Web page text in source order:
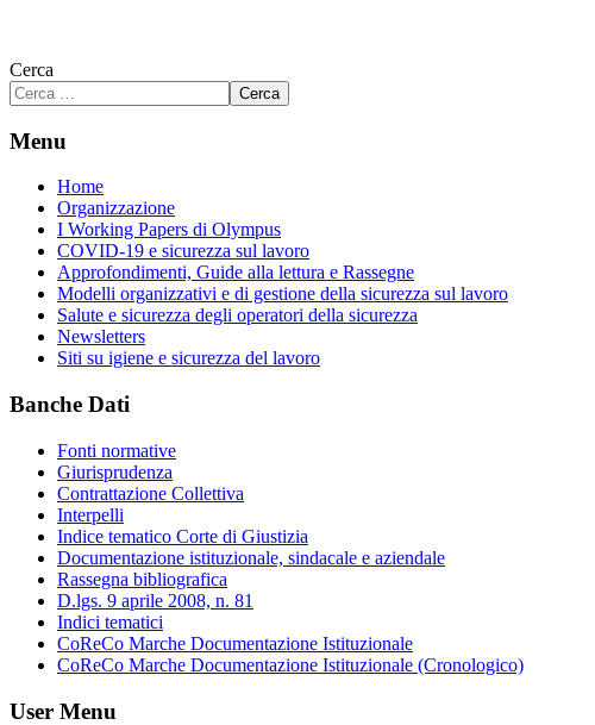
Cerca
Cerca
Menu
Home
Organizzazione
I Working Papers di Olympus
COVID-19 e sicurezza sul lavoro
Approfondimenti, Guide alla lettura e Rassegne
Modelli organizzativi e di gestione della sicurezza sul lavoro
Salute e sicurezza degli operatori della sicurezza
Newsletters
Siti su igiene e sicurezza del lavoro
Banche Dati
Fonti normative
Giurisprudenza
Contrattazione Collettiva
Interpelli
Indice tematico Corte di Giustizia
Documentazione istituzionale, sindacale e aziendale
Rassegna bibliografica
D.lgs. 9 aprile 2008, n. 81
Indici tematici
CoReCo Marche Documentazione Istituzionale
CoReCo Marche Documentazione Istituzionale (Cronologico)
User Menu